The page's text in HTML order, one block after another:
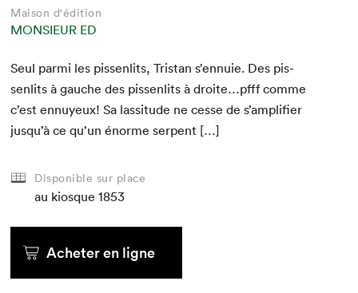
Maison d'édition
MONSIEUR ED
Seul par­mi les pis­senl­its, Tris­tan s’ennuie. Des pis­
senl­its à gauche des pis­senl­its à droite…pfff comme
c’est ennuyeux! Sa las­si­tude ne cesse de s’amplifier
jusqu’à ce qu’un énorme serpent […]
Disponible sur place
au kiosque 1853
Acheter en ligne